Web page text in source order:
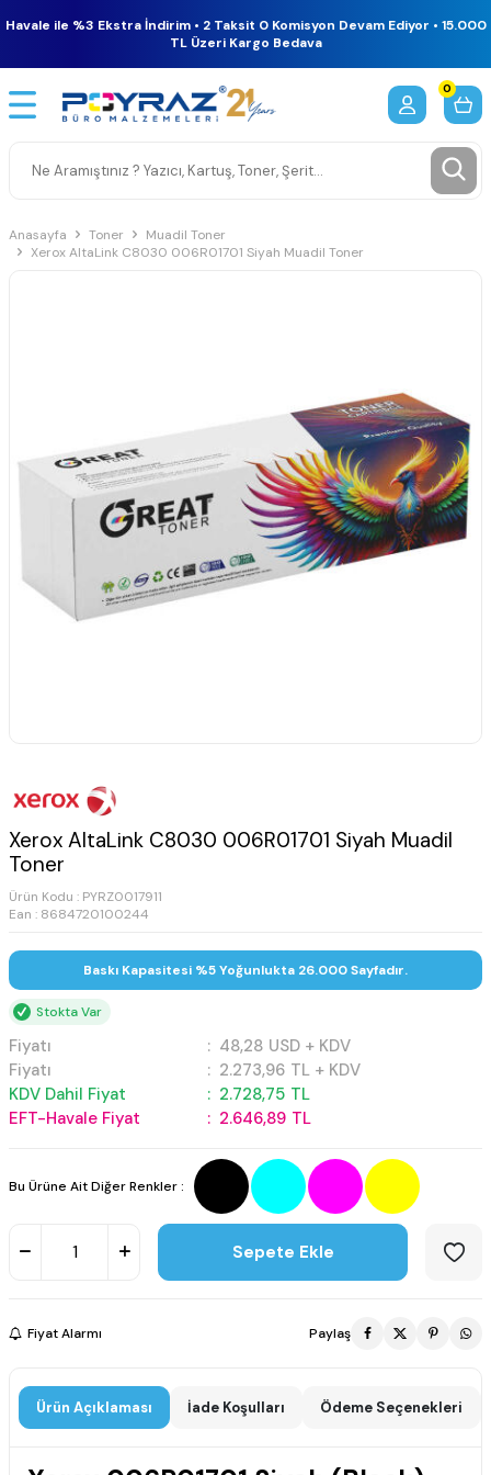
Havale ile %3 Ekstra İndirim • 2 Taksit 0 Komisyon Devam Ediyor • 15.000
TL Üzeri Kargo Bedava
0
Anasayfa Toner
Muadil Toner
Xerox AltaLink C8030 006R01701 Siyah Muadil Toner
Xerox AltaLink C8030 006R01701 Siyah Muadil
Toner
Ürün Kodu : PYRZ0017911
Ean : 8684720100244
Baskı Kapasitesi %5 Yoğunlukta 26.000 Sayfadır.
Stokta Var
Fiyatı : 48,28 USD + KDV
Fiyatı
: 2.273,96 TL + KDV
KDV Dahil Fiyat
: 2.728,75 TL
EFT-Havale Fiyat
: 2.646,89 TL
Bu Ürüne Ait Diğer Renkler :
Sepete Ekle
Fiyat Alarmı Paylaş
Ürün Açıklaması İade Koşulları Ödeme Seçenekleri